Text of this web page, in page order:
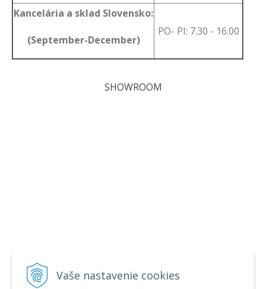
Vaše nastavenie cookies
Kancelária a sklad Slovensko:
(September-December)
PO- PI: 7.30 - 16.00
SHOWROOM